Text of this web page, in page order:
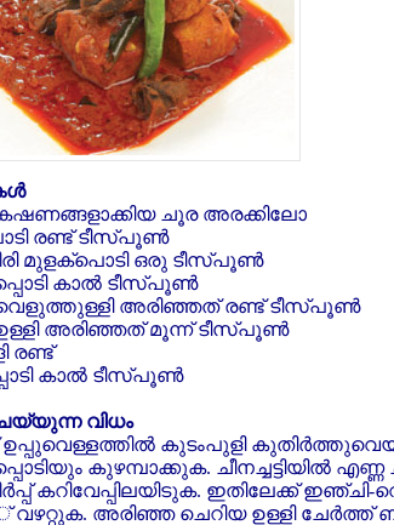
ചൂര അരക്കിലോ
രണ്ട് ടീസ്പൂണ്‍
മുളക്‌പൊടി ഒരു ടീസ്പൂണ്‍
കാല്‍ ടീസ്പൂണ്‍
അരിഞ്ഞത് രണ്ട് ടീസ്പൂണ്‍
അരിഞ്ഞത് മൂന്ന് ടീസ്പൂണ്‍
രണ്ട്
കാല്‍ ടീസ്പൂണ്‍
വിധം
ഉപ്പുവെള്ളത്തില്‍ കുടംപുളി
കുഴമ്പാക്കുക. ചീനച്ചട്ടിയില്‍ എണ്ണ
കറിവേപ്പിലയിടുക. ഇതിലേക്ക് ഇഞ്ചി-
അരിഞ്ഞ ചെറിയ ഉള്ളി ചേര്‍ത്ത്